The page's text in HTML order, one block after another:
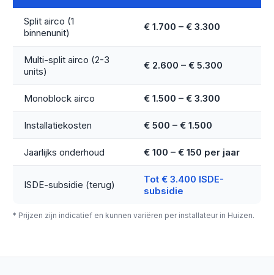
Split airco (1
binnenunit)
€ 1.700 – € 3.300
Multi-split airco (2-3
units)
€ 2.600 – € 5.300
Monoblock airco € 1.500 – € 3.300
Installatiekosten € 500 – € 1.500
Jaarlijks onderhoud € 100 – € 150 per jaar
ISDE-subsidie (terug)
Tot € 3.400 ISDE-
subsidie
* Prijzen zijn indicatief en kunnen variëren per installateur in Huizen.